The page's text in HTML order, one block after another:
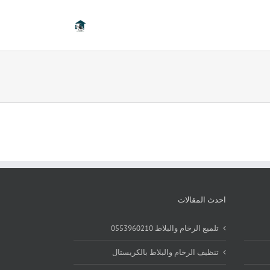
احدث المقالات
تلميع الرخام والبلاط 0553960210
تنظيف الرخام والبلاط بالكريستال